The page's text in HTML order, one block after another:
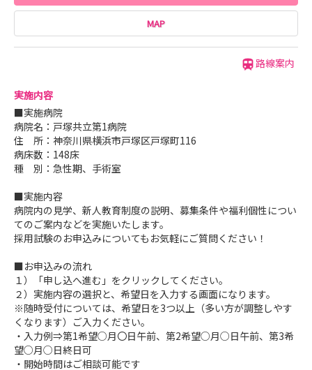
MAP
路線案内
実施内容
■実施病院
病院名：戸塚共立第1病院
住 所：神奈川県横浜市戸塚区戸塚町116
病床数：148床
種 別：急性期、手術室
■実施内容
病院内の見学、新人教育制度の説明、募集条件や福利個性につい
てのご案内などを実施いたします。
採用試験のお申込みについてもお気軽にご質問ください！
■お申込みの流れ
１）「申し込へ進む」をクリックしてください。
２）実施内容の選択と、希望日を入力する画面になります。
※随時受付については、希望日を3つ以上（多い方が調整しやす
くなります）ご入力ください。
・入力例⇒第1希望○月〇日午前、第2希望○月○日午前、第3希
望○月○日終日可
・開始時間はご相談可能です